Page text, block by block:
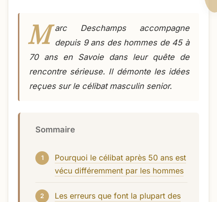
M arc Deschamps accompagne
depuis 9 ans des hommes de 45 à
70 ans en Savoie dans leur quête de
rencontre sérieuse. Il démonte les idées
reçues sur le célibat masculin senior.
Sommaire
Pourquoi le célibat après 50 ans est
vécu différemment par les hommes
Les erreurs que font la plupart des